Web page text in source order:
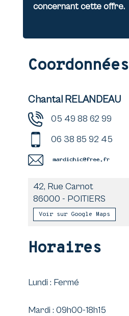
concernant cette offre.
Coordonnées
Chantal RELANDEAU
05 49 88 62 99
06 38 85 92 45
42, Rue Carnot
86000 - POITIERS
Voir sur Google Maps
Horaires
Lundi : Fermé
Mardi : 09h00-18h15